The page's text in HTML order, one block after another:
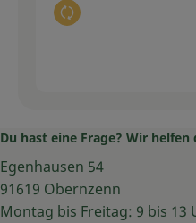
Auswahl ändern
Du hast eine Frage? Wir helfen
Egenhausen 54
91619 Obernzenn
Montag bis Freitag: 9 bis 13